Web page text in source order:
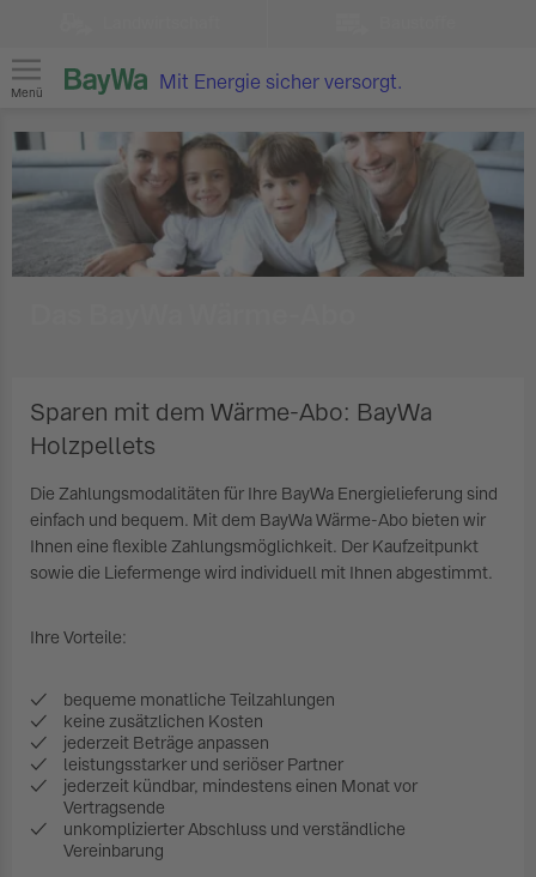
Menü
Mit Energie sicher versorgt.
Sparen mit dem Wärme-Abo: BayWa
Holzpellets
Die Zahlungsmodalitäten für Ihre BayWa Energielieferung sind
einfach und bequem. Mit dem BayWa Wärme-Abo bieten wir
Ihnen eine flexible Zahlungsmöglichkeit. Der Kaufzeitpunkt
sowie die Liefermenge wird individuell mit Ihnen abgestimmt.
Ihre Vorteile:
bequeme monatliche Teilzahlungen
keine zusätzlichen Kosten
jederzeit Beträge anpassen
leistungsstarker und seriöser Partner
jederzeit kündbar, mindestens einen Monat vor
Vertragsende
unkomplizierter Abschluss und verständliche
Vereinbarung